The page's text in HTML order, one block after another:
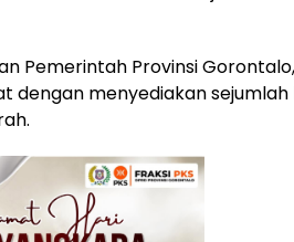
Pemerintah Provinsi
dengan menyediakan